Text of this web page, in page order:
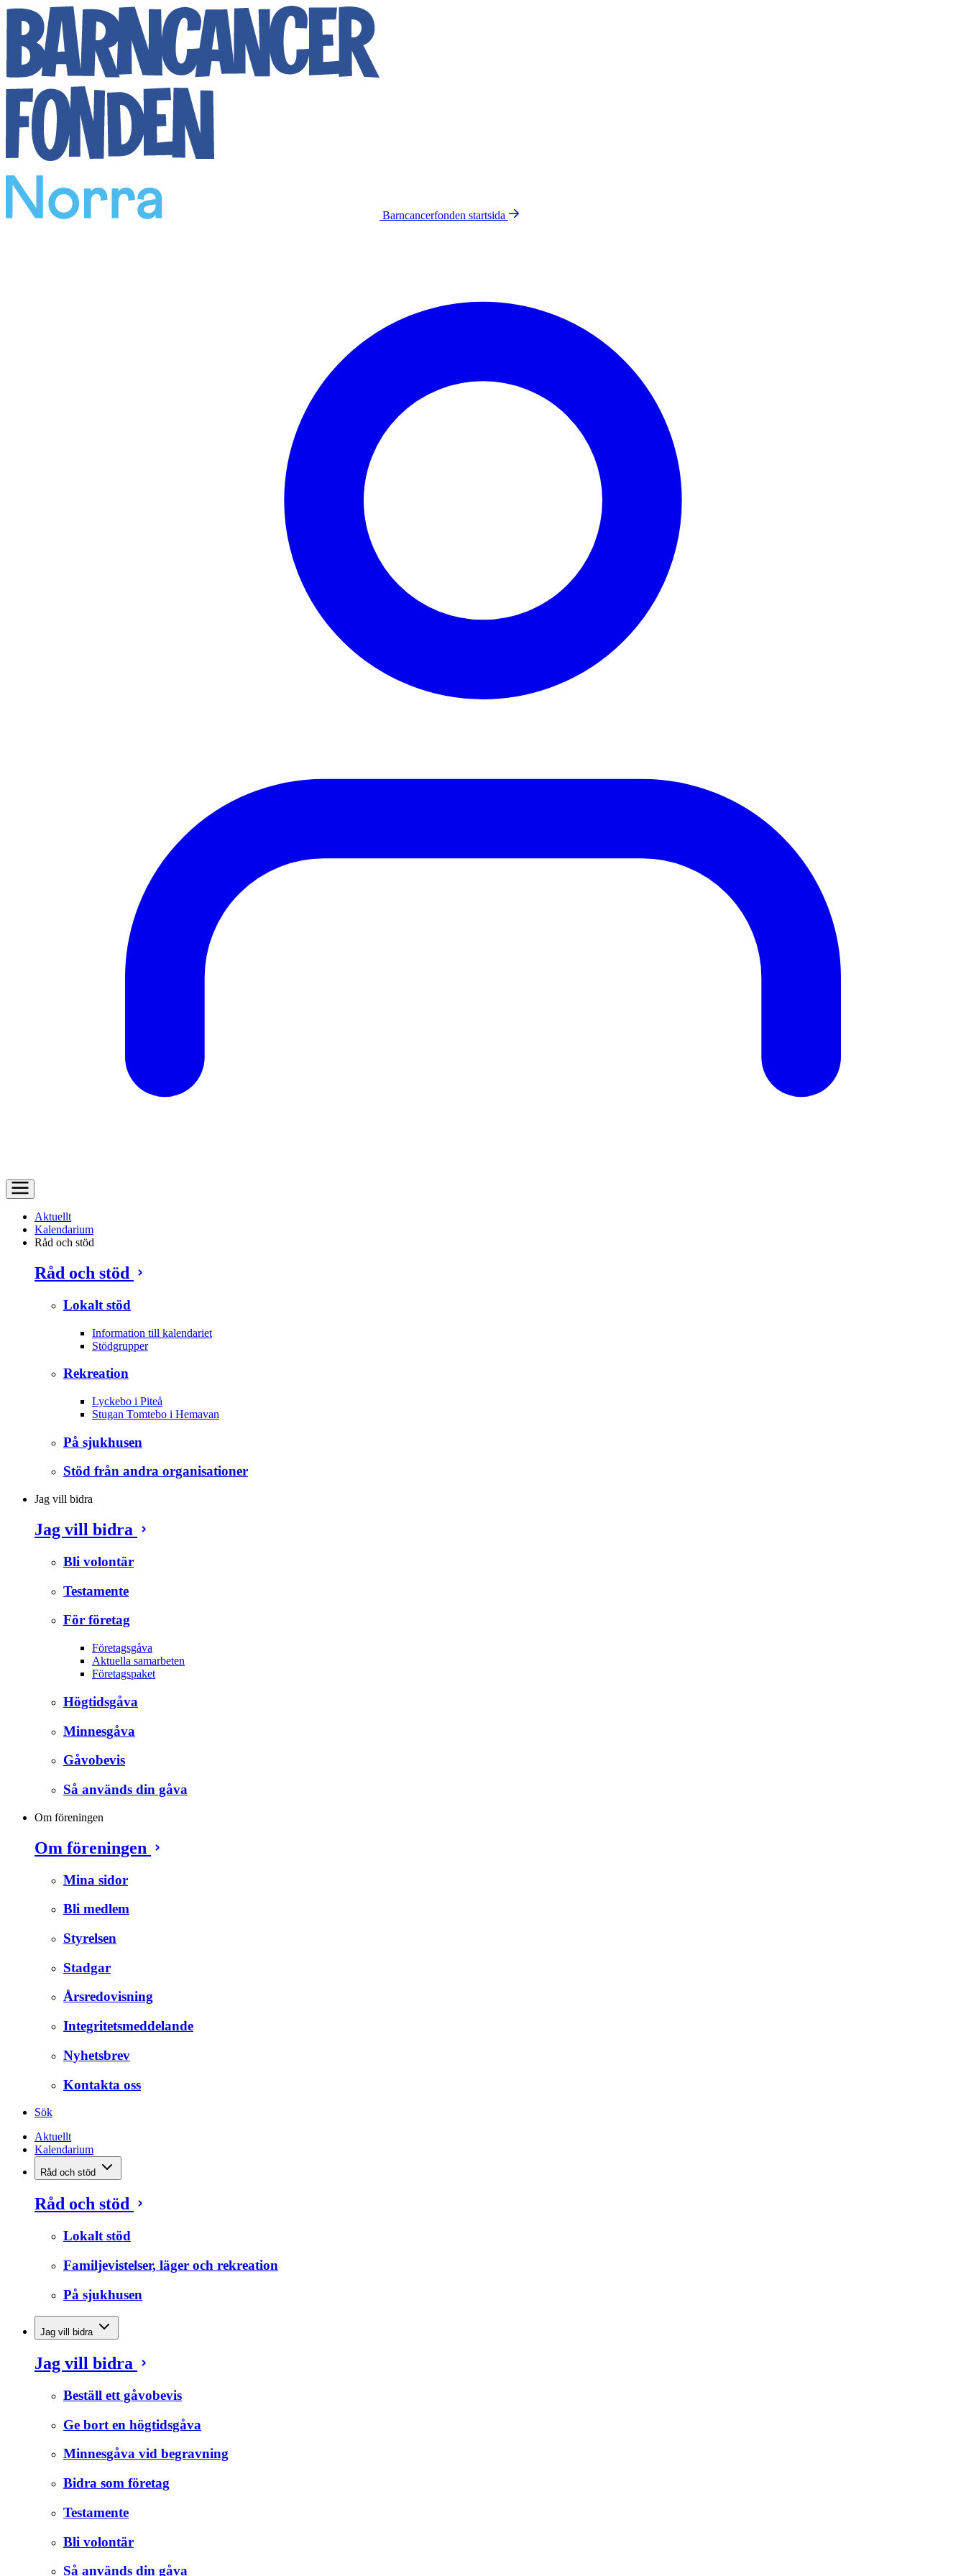
Barncancerfonden startsida
Aktuellt
Kalendarium
Råd och stöd
Råd och stöd
Lokalt stöd
Information till kalendariet
Stödgrupper
Rekreation
Lyckebo i Piteå
Stugan Tomtebo i Hemavan
På sjukhusen
Stöd från andra organisationer
Jag vill bidra
Jag vill bidra
Bli volontär
Testamente
För företag
Företagsgåva
Aktuella samarbeten
Företagspaket
Högtidsgåva
Minnesgåva
Gåvobevis
Så används din gåva
Om föreningen
Om föreningen
Mina sidor
Bli medlem
Styrelsen
Stadgar
Årsredovisning
Integritetsmeddelande
Nyhetsbrev
Kontakta oss
Sök
Aktuellt
Kalendarium
Råd och stöd
Råd och stöd
Lokalt stöd
Familjevistelser, läger och rekreation
På sjukhusen
Jag vill bidra
Jag vill bidra
Beställ ett gåvobevis
Ge bort en högtidsgåva
Minnesgåva vid begravning
Bidra som företag
Testamente
Bli volontär
Så används din gåva